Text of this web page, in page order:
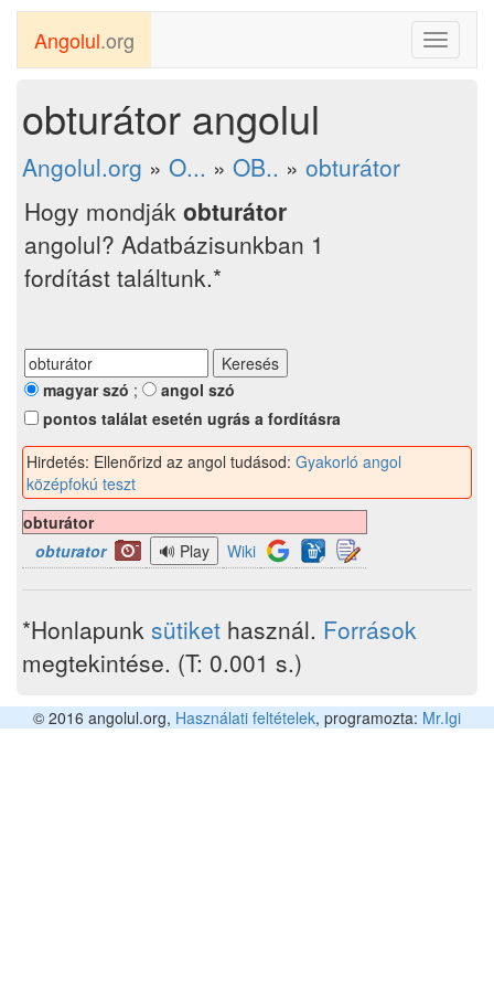
Toggle
Angolul.org
obturátor angolul
Angolul.org » O... » OB.. » obturátor
Hogy mondják obturátor
angolul? Adatbázisunkban 1
fordítást találtunk.*
magyar szó ;
angol szó
pontos találat esetén ugrás a fordításra
Hirdetés: Ellenőrizd az angol tudásod: Gyakorló angol
középfokú teszt
obturátor
obturator
Wiki
*Honlapunk sütiket használ. Források
megtekintése. (T: 0.001 s.)
© 2016 angolul.org, Használati feltételek, programozta: Mr.Igi